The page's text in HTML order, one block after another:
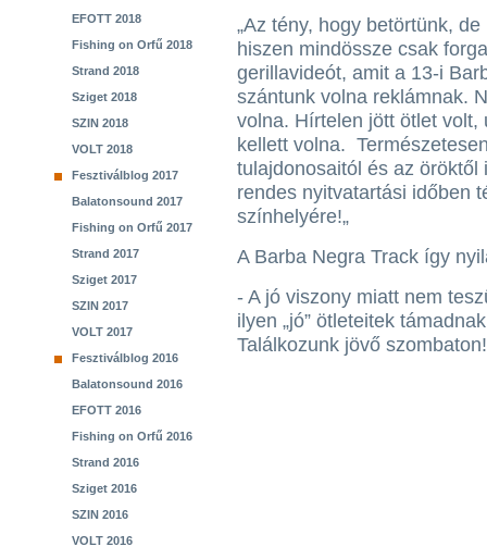
EFOTT 2018
Fishing on Orfű 2018
Strand 2018
Sziget 2018
SZIN 2018
VOLT 2018
Fesztiválblog 2017
Balatonsound 2017
Fishing on Orfű 2017
Strand 2017
Sziget 2017
SZIN 2017
VOLT 2017
Fesztiválblog 2016
Balatonsound 2016
EFOTT 2016
Fishing on Orfű 2016
Strand 2016
Sziget 2016
SZIN 2016
VOLT 2016
„Az tény, hogy betörtünk,
hiszen mindössze csak
gerillavideót, amit a 13-i
szántunk volna reklámnak.
volna. Hírtelen jött ötlet volt,
kellett volna.
tulajdonosaitól és az
rendes nyitvatartási időben
színhelyére!„
A Barba Negra Track így
- A jó viszony miatt nem
ilyen „jó” ötleteitek
Találkozunk jövő szombaton!